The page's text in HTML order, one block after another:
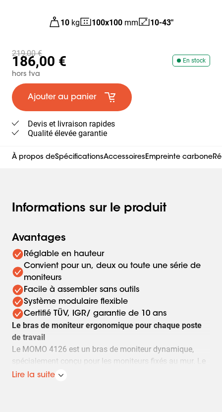
10 kg 100x100 mm 10-43"
En stock
186,00 €
219,00 €
hors tva
Ajouter au panier
Devis et livraison rapides
Qualité élevée garantie
À propos deSpécificationsAccessoiresEmpreinte carbone
Informations sur le produit
Avantages
Réglable en hauteur
Convient pour un, deux ou toute une série de
moniteurs
Facile à assembler sans outils
Système modulaire flexible
Certifié TÜV, IGR/ garantie de 10 ans
Le bras de moniteur ergonomique pour chaque poste
de travail
Le MOMO 4126 est un bras de moniteur dynamique,
spécialement conçu pour les moniteurs fixés au mur. Le
bras du moniteur peut supporter des écrans jusqu'à 43
Lire la suite